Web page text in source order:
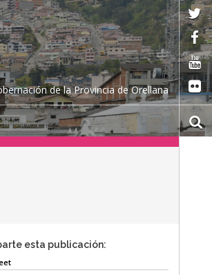
de la Provincia de Orellana
esta publicación: